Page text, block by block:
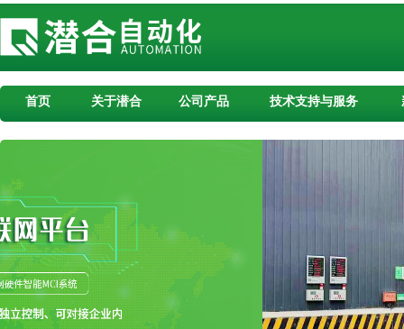
首页 关于潜合 公司产品 技术支持与服务